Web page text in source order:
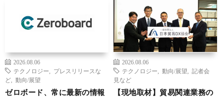
2026.08.06
テクノロジー
プレスリリースな
ど
動向/展望
ゼロボード、常に最新の情報
2026.08.06
テクノロジー
動向/展望
記者会
見など
【現地取材】貿易関連業務の